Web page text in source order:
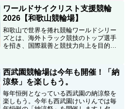
【全日】・女子オールスタードリームア
イスSEVENドリーム...
ワールドサイクリスト支援競輪
2026【和歌山競輪場】
和歌山で世界を捲れ競輪ワールドシリー
ズとは、海外トラック競技のトップ選手
を招き、国際親善と競技力向上を目的に
まり、2009年からは「短期登録制度」と
して継続されてき...
西武園競輪場は今年も開催！「納
涼祭」を楽しもう。
毎年恒例となっている西武園の納涼祭を
楽しもう。今年も西武園けいりんでは毎